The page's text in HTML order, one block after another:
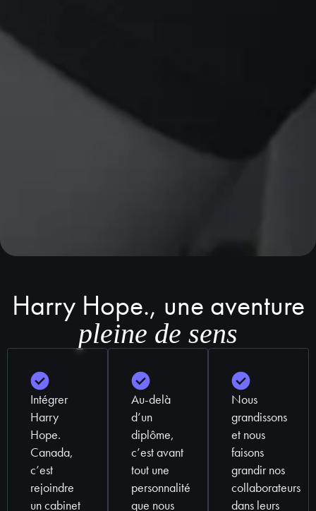
Harry Hope., une aventure
pleine de sens
Intégrer
Harry
Hope.
Canada,
c’est
rejoindre
un cabinet
Au-delà
d’un
diplôme,
c’est avant
tout une
personnalité
que nous
Nous
grandissons
et nous
faisons
grandir nos
collaborateurs
dans leurs